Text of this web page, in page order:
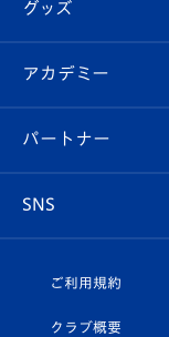
チケット
イベント
メディア
ホームタウン
スタッフプロフィ
マスコット紹介
Revive Team
ヴィヴィくんの
フォトギャラリ
スタジアムグル
V-LOVERS（フ
プレイヤーズス
グッズ
オンラインショ
店舗情報
アカデミー
育成からのお知
U-18
パートナー
SNS
ヴィヴィくんイ
ご利用規約
クラブ概要